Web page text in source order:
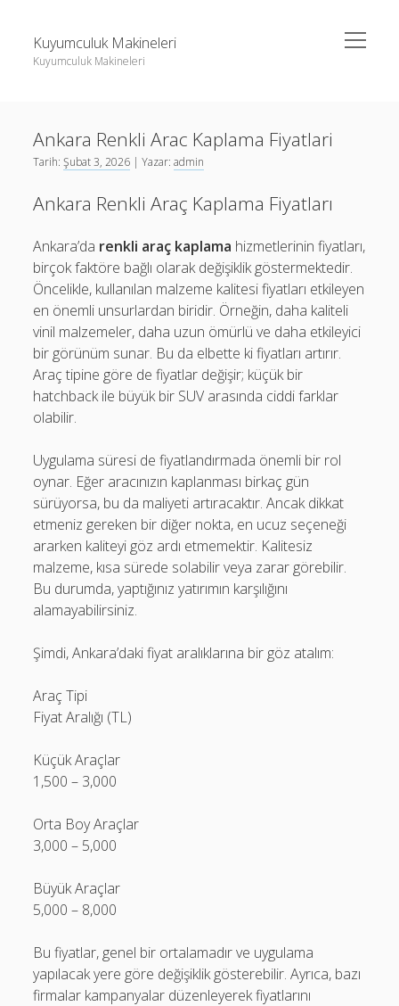
Kuyumculuk Makineleri
Kuyumculuk Makineleri
menüyü
aç
Liste
Sayfa Listesi
Shorts Beğeni Gönderme Hilesi Ücretsiz
Liste
Sayfa Listesi
Shorts Beğeni Gönderme Hilesi Ücretsiz
Twitter Gizli Sikiş
Ankara Renkli Arac Kaplama Fiyatlari
Tarih:Şubat 3, 2026 | Yazar:admin
Ankara Renkli Araç Kaplama Fiyatları
Ankara’da renkli araç kaplama hizmetlerinin fiyatları,
birçok faktöre bağlı olarak değişiklik göstermektedir.
Öncelikle, kullanılan malzeme kalitesi fiyatları etkileyen
en önemli unsurlardan biridir. Örneğin, daha kaliteli
vinil malzemeler, daha uzun ömürlü ve daha etkileyici
bir görünüm sunar. Bu da elbette ki fiyatları artırır.
Araç tipine göre de fiyatlar değişir; küçük bir
hatchback ile büyük bir SUV arasında ciddi farklar
olabilir.
Uygulama süresi de fiyatlandırmada önemli bir rol
oynar. Eğer aracınızın kaplanması birkaç gün
sürüyorsa, bu da maliyeti artıracaktır. Ancak dikkat
etmeniz gereken bir diğer nokta, en ucuz seçeneği
ararken kaliteyi göz ardı etmemektir. Kalitesiz
malzeme, kısa sürede solabilir veya zarar görebilir.
Bu durumda, yaptığınız yatırımın karşılığını
alamayabilirsiniz.
Şimdi, Ankara’daki fiyat aralıklarına bir göz atalım:
Araç Tipi
Fiyat Aralığı (TL)
Küçük Araçlar
1,500 – 3,000
Orta Boy Araçlar
3,000 – 5,000
Büyük Araçlar
5,000 – 8,000
Bu fiyatlar, genel bir ortalamadır ve uygulama
yapılacak yere göre değişiklik gösterebilir. Ayrıca, bazı
firmalar kampanyalar düzenleyerek fiyatlarını